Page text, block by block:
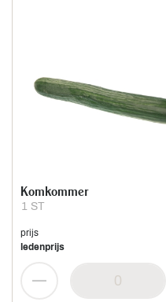
1 ST
Komkommer
prijs
ledenprijs